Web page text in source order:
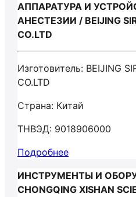
АППАРАТУРА И
АНЕСТЕЗИИ / BEIJING
CO.LTD
Изготовитель: BEIJING
CO.LTD
Страна: Китай
ТНВЭД: 9018906000
Подробнее
ИНСТРУМЕНТЫ И
CHONGQING XISHAN